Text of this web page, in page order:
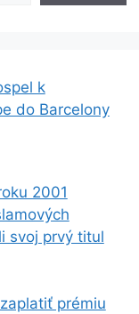
k
do Barcelony
2001
svoj prvý titul
prémiu